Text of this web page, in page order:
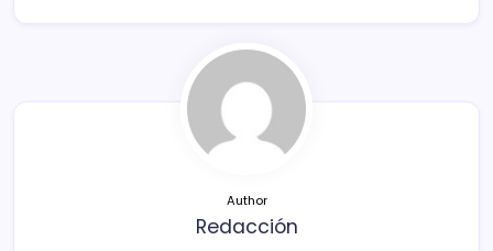
ar
tir
Author
Redacción